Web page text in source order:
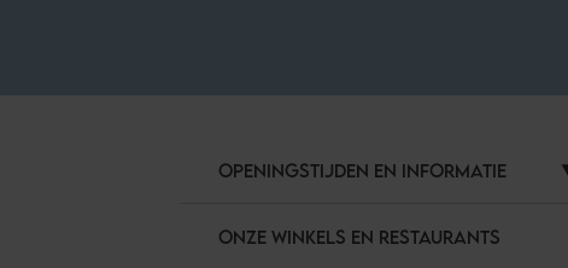
OPENINGSTIJDEN EN INFORMATIE
ONZE WINKELS EN RESTAURANTS